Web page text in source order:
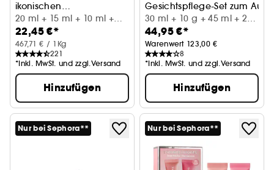
ikonischen
Gesichtspflegeprodukten
20 ml + 15 ml + 10 ml +
3 g
22,45 €*
467,71 € / 1Kg
221
*Inkl. MwSt. und zzgl.Versand
Hinzufügen
Gesichtspflege-Set zum
30 ml + 10 g + 45 ml + 25
ml + (2 x 15) ml + 1 pc
44,95 €*
Warenwert 123,00 €
8
*Inkl. MwSt. und zzgl.Versand
Hinzufügen
Nur bei Sephora** Nur bei Sephora**